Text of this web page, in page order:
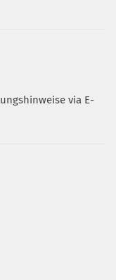
via E-